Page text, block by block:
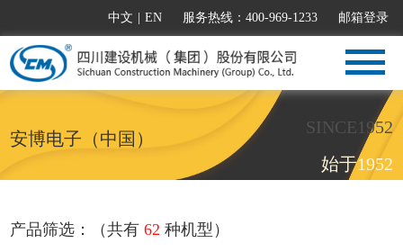
中文 EN 服务热线：400-969-1233 邮箱登录
安博电子（中国）
SINCE1952
始于1952
产品筛选：（共有62 种机型）